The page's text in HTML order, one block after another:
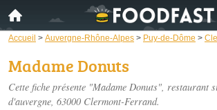
Accueil > Auvergne-Rhône-Alpes > Puy-de-Dôme >
Madame Donuts
Cette fiche présente "Madame Donuts", restaurant
d'auvergne, 63000 Clermont-Ferrand.